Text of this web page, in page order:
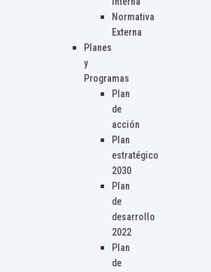
Normativa
Externa
Planes
y
Programas
Plan
de
acción
Plan
estratégico
2030
Plan
de
desarrollo
2022
Plan
de